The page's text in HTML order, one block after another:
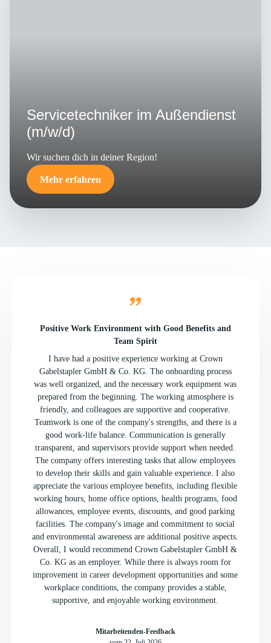
Servicetechniker im Außendienst
(m/w/d)
Wir suchen dich in deiner Region!
Mehr erfahren
Positive Work Environment with Good Benefits and
Team Spirit
I have had a positive experience working at Crown
Gabelstapler GmbH & Co. KG. The onboarding process
was well organized, and the necessary work equipment was
prepared from the beginning. The working atmosphere is
friendly, and colleagues are supportive and cooperative.
Teamwork is one of the company's strengths, and there is a
good work-life balance. Communication is generally
transparent, and supervisors provide support when needed.
The company offers interesting tasks that allow employees
to develop their skills and gain valuable experience. I also
appreciate the various employee benefits, including flexible
working hours, home office options, health programs, food
allowances, employee events, discounts, and good parking
facilities. The company's image and commitment to social
and environmental awareness are additional positive aspects.
Overall, I would recommend Crown Gabelstapler GmbH &
Co. KG as an employer. While there is always room for
improvement in career development opportunities and some
workplace conditions, the company provides a stable,
supportive, and enjoyable working environment.
Mitarbeitenden-Feedback